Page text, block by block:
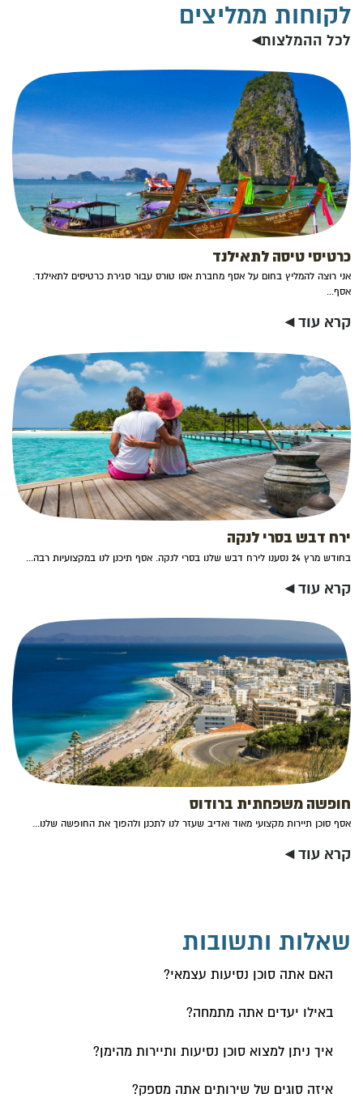
לקוחות ממליצים
לכל ההמלצות◂
כרטיסי טיסה לתאילנד
אני רוצה להמליץ בחום על אסף מחברת אסו טורס עבור סגירת כרטיסים לתאילנד.
אסף...
קרא עוד ◂
ירח דבש בסרי לנקה
בחודש מרץ 24 נסענו לירח דבש שלנו בסרי לנקה. אסף תיכנן לנו במקצועיות רבה...
קרא עוד ◂
חופשה משפחתית ברודוס
אסף סוכן תיירות מקצועי מאוד ואדיב שעזר לנו לתכנן ולהפוך את החופשה שלנו...
קרא עוד ◂
שאלות ותשובות
האם אתה סוכן נסיעות עצמאי?
באילו יעדים אתה מתמחה?
איך ניתן למצוא סוכן נסיעות ותיירות מהימן?
איזה סוגים של שירותים אתה מספק?